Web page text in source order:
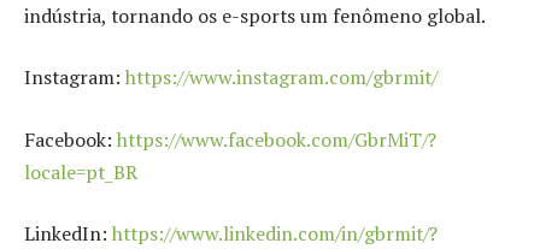
indústria, tornando os e-sports um fenômeno global.
Instagram: https://www.instagram.com/gbrmit/
Facebook: https://www.facebook.com/GbrMiT/?
locale=pt_BR
LinkedIn: https://www.linkedin.com/in/gbrmit/?